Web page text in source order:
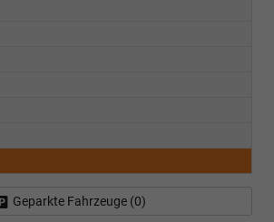
Geparkte Fahrzeuge (0)